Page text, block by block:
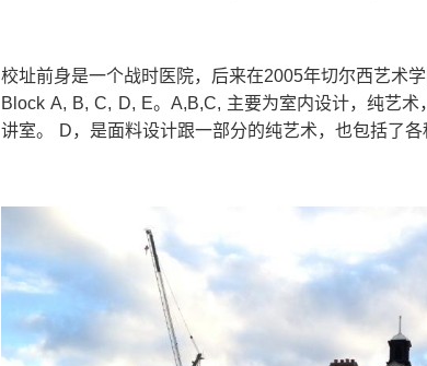
校址前身是一个战时医院，后来在2005年切尔西艺术
Block A, B, C, D, E。A,B,C, 主要为室内设计，纯艺
讲室。 D，是面料设计跟一部分的纯艺术，也包括了